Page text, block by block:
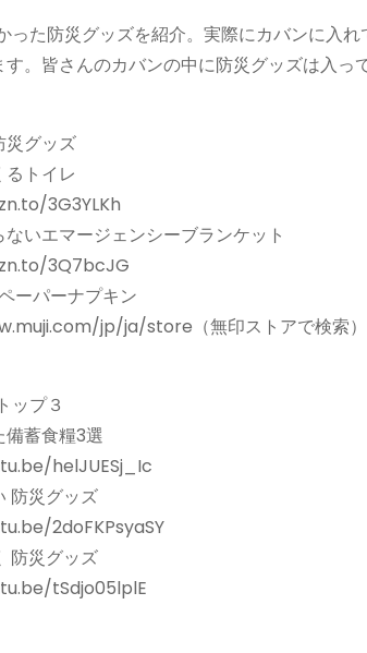
った防災グッズを紹介。実際にカバンに入
。皆さんのカバンの中に防災グッズは入
グッズ
トイレ
3G3YLKh
いエマージェンシーブランケット
3Q7bcJG
ーパーナプキン
jp/ja/store（無印ストアで検索）
ップ３
蓄食糧3選
helJUESj_Ic
防災グッズ
2doFKPsyaSY
防災グッズ
tSdjo05lplE